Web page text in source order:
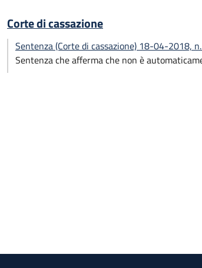
Corte di cassazione
Sentenza (Corte di cassazione) 18-04-2018,
Sentenza che afferma che non è